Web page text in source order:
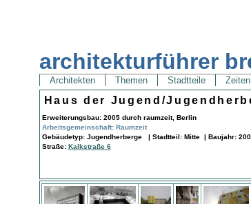
architekturführer
Architekten Themen Stadtteile Zeiten
Haus der Jugend/
Erweiterungsbau: 2005 durch raumzeit, Berlin
Arbeitsgemeinschaft: Raumzeit
Gebäudetyp: Jugendherberge | Stadtteil: Mitte | Baujahr:
Straße: Kalkstraße 6